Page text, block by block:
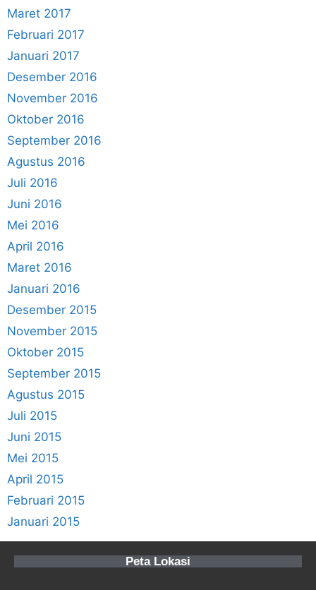
Maret 2017
Februari 2017
Januari 2017
Desember 2016
November 2016
Oktober 2016
September 2016
Agustus 2016
Juli 2016
Juni 2016
Mei 2016
April 2016
Maret 2016
Januari 2016
Desember 2015
November 2015
Oktober 2015
September 2015
Agustus 2015
Juli 2015
Juni 2015
Mei 2015
April 2015
Februari 2015
Januari 2015
Peta Lokasi